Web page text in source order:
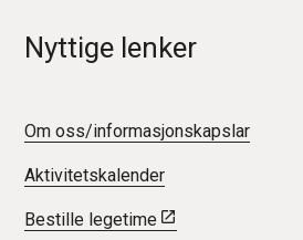
Nyttige lenker
Om oss/informasjonskapslar
Aktivitetskalender
Bestille legetime